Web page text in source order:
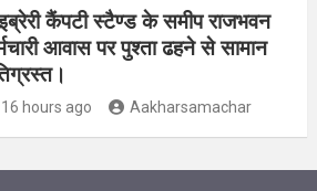
कैंपटी स्टैण्ड के समीप राजभवन
आवास पर पुश्ता ढहने से सामान
16 hours ago Aakharsamachar